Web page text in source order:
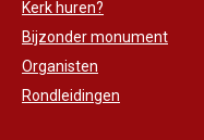
Kerk huren?
Bijzonder monument
Organisten
Rondleidingen